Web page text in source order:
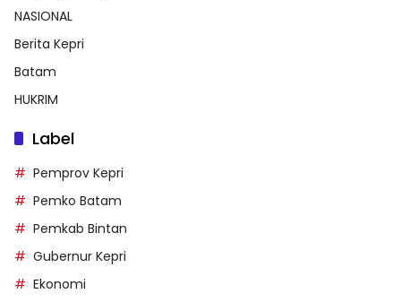
NASIONAL
Berita Kepri
Batam
HUKRIM
Label
Pemprov Kepri
Pemko Batam
Pemkab Bintan
Gubernur Kepri
Ekonomi